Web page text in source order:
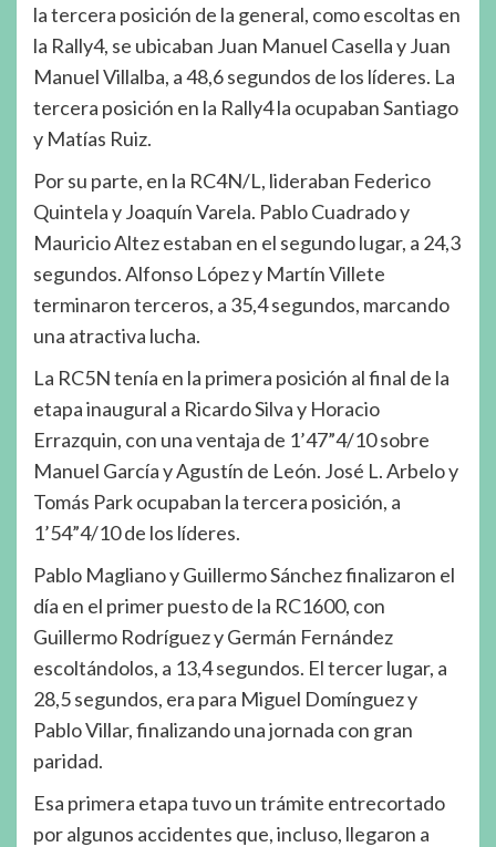
la tercera posición de la general, como escoltas en
la Rally4, se ubicaban Juan Manuel Casella y Juan
Manuel Villalba, a 48,6 segundos de los líderes. La
tercera posición en la Rally4 la ocupaban Santiago
y Matías Ruiz.
Por su parte, en la RC4N/L, lideraban Federico
Quintela y Joaquín Varela. Pablo Cuadrado y
Mauricio Altez estaban en el segundo lugar, a 24,3
segundos. Alfonso López y Martín Villete
terminaron terceros, a 35,4 segundos, marcando
una atractiva lucha.
La RC5N tenía en la primera posición al final de la
etapa inaugural a Ricardo Silva y Horacio
Errazquin, con una ventaja de 1’47”4/10 sobre
Manuel García y Agustín de León. José L. Arbelo y
Tomás Park ocupaban la tercera posición, a
1’54”4/10 de los líderes.
Pablo Magliano y Guillermo Sánchez finalizaron el
día en el primer puesto de la RC1600, con
Guillermo Rodríguez y Germán Fernández
escoltándolos, a 13,4 segundos. El tercer lugar, a
28,5 segundos, era para Miguel Domínguez y
Pablo Villar, finalizando una jornada con gran
paridad.
Esa primera etapa tuvo un trámite entrecortado
por algunos accidentes que, incluso, llegaron a